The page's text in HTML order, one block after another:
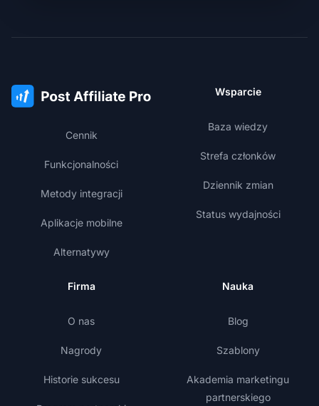
Cennik
Funkcjonalności
Metody integracji
Aplikacje mobilne
Alternatywy
Wsparcie
Baza wiedzy
Strefa członków
Dziennik zmian
Status wydajności
Firma
O nas
Nagrody
Historie sukcesu
Nauka
Blog
Szablony
Akademia marketingu
partnerskiego